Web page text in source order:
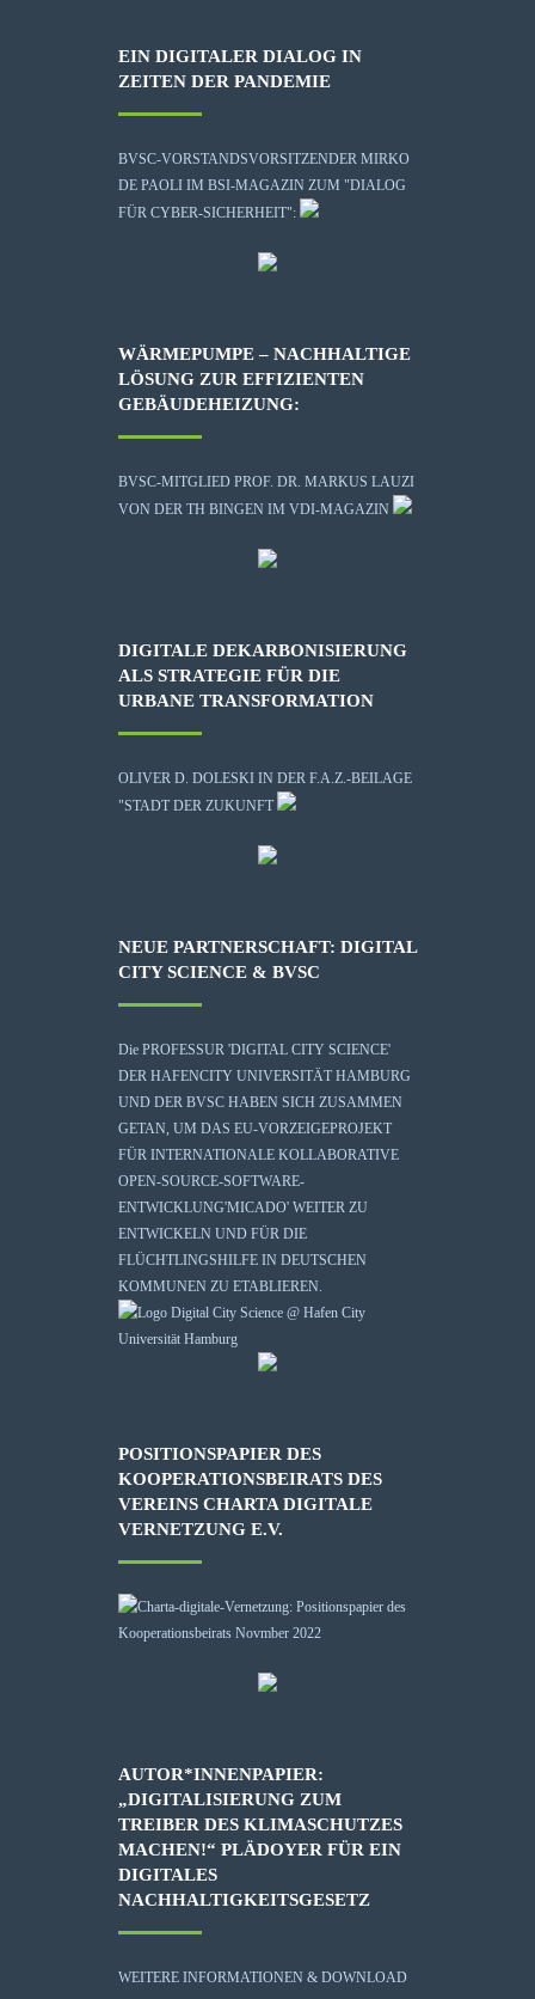
EIN DIGITALER DIALOG IN
ZEITEN DER PANDEMIE
BVSC-VORSTANDSVORSITZENDER MIRKO
DE PAOLI IM BSI-MAGAZIN ZUM "DIALOG
FÜR CYBER-SICHERHEIT":
WÄRMEPUMPE – NACHHALTIGE
LÖSUNG ZUR EFFIZIENTEN
GEBÄUDEHEIZUNG:
BVSC-MITGLIED PROF. DR. MARKUS LAUZI
VON DER TH BINGEN IM VDI-MAGAZIN
DIGITALE DEKARBONISIERUNG
ALS STRATEGIE FÜR DIE
URBANE TRANSFORMATION
OLIVER D. DOLESKI IN DER F.A.Z.-BEILAGE
"STADT DER ZUKUNFT
NEUE PARTNERSCHAFT: DIGITAL
CITY SCIENCE & BVSC
Die PROFESSUR 'DIGITAL CITY SCIENCE'
DER HAFENCITY UNIVERSITÄT HAMBURG
UND DER BVSC HABEN SICH ZUSAMMEN
GETAN, UM DAS EU-VORZEIGEPROJEKT
FÜR INTERNATIONALE KOLLABORATIVE
OPEN-SOURCE-SOFTWARE-
ENTWICKLUNG'MICADO' WEITER ZU
ENTWICKELN UND FÜR DIE
FLÜCHTLINGSHILFE IN DEUTSCHEN
KOMMUNEN ZU ETABLIEREN.
POSITIONSPAPIER DES
KOOPERATIONSBEIRATS DES
VEREINS CHARTA DIGITALE
VERNETZUNG E.V.
AUTOR*INNENPAPIER:
„DIGITALISIERUNG ZUM
TREIBER DES KLIMASCHUTZES
MACHEN!“ PLÄDOYER FÜR EIN
DIGITALES
NACHHALTIGKEITSGESETZ
WEITERE INFORMATIONEN & DOWNLOAD